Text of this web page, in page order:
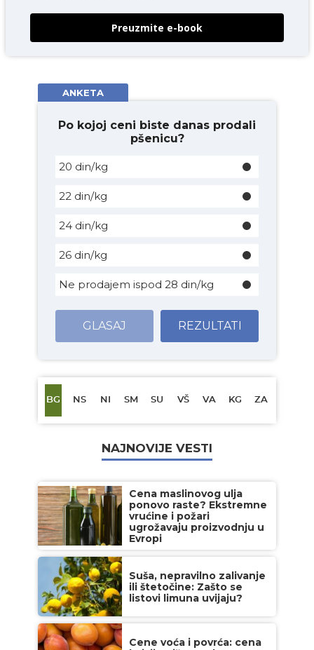
Preuzmite e-book
ANKETA
Po kojoj ceni biste danas prodali
pšenicu?
20 din/kg
22 din/kg
24 din/kg
26 din/kg
Ne prodajem ispod 28 din/kg
GLASAJ REZULTATI
BG NS NI SM SU VŠ VA KG ZA
NAJNOVIJE VESTI
Cena maslinovog ulja
ponovo raste? Ekstremne
vrućine i požari
ugrožavaju proizvodnju u
Evropi
Suša, nepravilno zalivanje
ili štetočine: Zašto se
listovi limuna uvijaju?
Cene voća i povrća: cena